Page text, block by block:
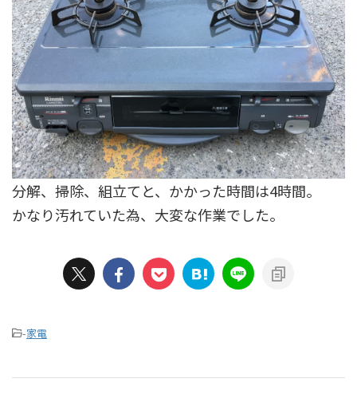
分解、掃除、組立てと、かかった時間は4時間。
かなり汚れていた為、大変な作業でした。
-家電